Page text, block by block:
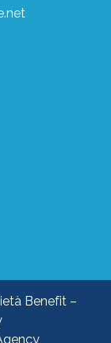
Benefit –